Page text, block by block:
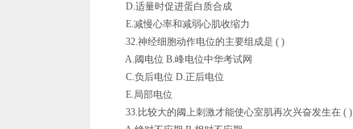
D.适量时促进蛋白质合成
E.减慢心率和减弱心肌收缩力
32.神经细胞动作电位的主要组成是 ( )
A.阈电位 B.峰电位中华考试网
C.负后电位 D.正后电位
E.局部电位
33.比较大的阈上刺激才能使心室肌再次兴奋发生在 ( )